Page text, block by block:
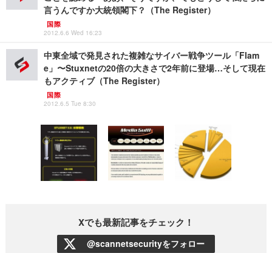
言うんですか大統領閣下？（The Register）
国際
2012.6.6 Wed 16:23
中東全域で発見された複雑なサイバー戦争ツール「Flam
e」〜Stuxnetの20倍の大きさで2年前に登場…そして現在
もアクティブ（The Register）
国際
2012.6.5 Tue 8:30
Xでも最新記事をチェック！
@scannetsecurityをフォロー